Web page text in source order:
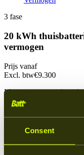
Consent
3 fase
20 kWh
vermogen
Prijs vanaf
Excl. btw€9.300
Meer weten over deze
30 kWh